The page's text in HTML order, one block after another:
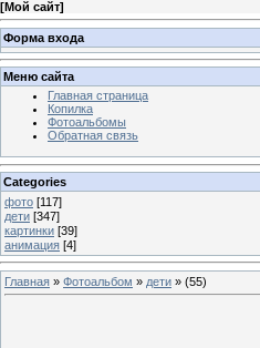
[Мой сайт]
Форма входа
Меню сайта
Главная страница
Копилка
Фотоальбомы
Обратная связь
Categories
фото [117]
дети [347]
картинки [39]
анимация [4]
Главная » Фотоальбом » дети » (55)